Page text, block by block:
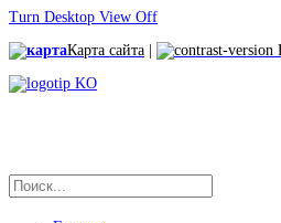
Turn Desktop View Off
Карта сайта